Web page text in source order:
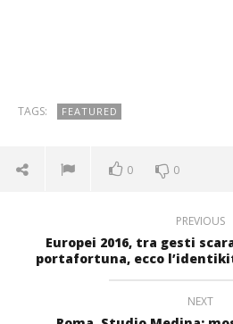
TAGS: FEATURED
0 0
PREVIOUS
Europei 2016, tra gesti
portafortuna, ecco
NEXT